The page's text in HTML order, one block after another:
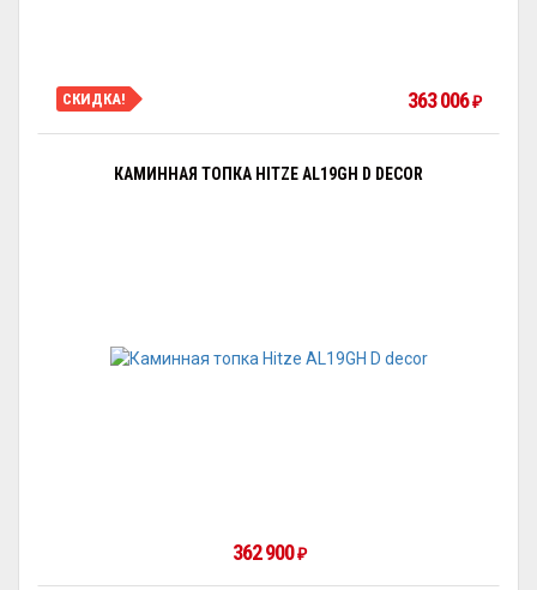
СКИДКА! 363 006₽
КАМИННАЯ ТОПКА HITZE AL19GH D DECOR
362 900₽